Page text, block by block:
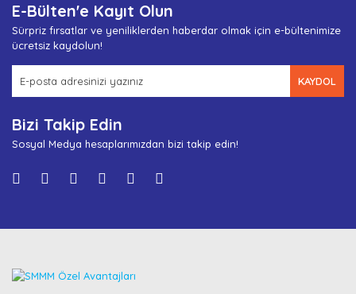
E-Bülten'e Kayıt Olun
Sürpriz fırsatlar ve yeniliklerden haberdar olmak için e-bültenimize
ücretsiz kaydolun!
KAYDOL
Bizi Takip Edin
Sosyal Medya hesaplarımızdan bizi takip edin!